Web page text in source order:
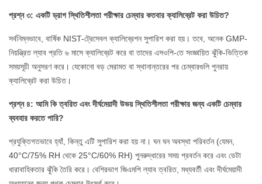
প্রশ্ন ৩: একটি ড্রাগ স্থিতিশীলতা পরীক্ষার চেম্বার কতবার ক্যালিব্রেট করা উচিত?
সর্বনিম্নভাবে, বার্ষিক NIST-ট্রেসেবল ক্যালিব্রেশন সুপারিশ করা হয়। তবে, অনেক GMP-
নিয়ন্ত্রিত ল্যাব প্রতি ৬ মাসে ক্যালিব্রেট করে বা তাদের এসওপি-তে সংজ্ঞায়িত ঝুঁকি-ভিত্তিক
সময়সূচী অনুসরণ করে। যেকোনো বড় মেরামত বা স্থানান্তরের পর চেম্বারগুলি পুনরায়
ক্যালিব্রেট করা উচিত।
প্রশ্ন ৪: আমি কি ত্বরিত এবং দীর্ঘমেয়াদী উভয় স্থিতিশীলতা পরীক্ষার জন্য একটি চেম্বার
ব্যবহার করতে পারি?
প্রযুক্তিগতভাবে হ্যাঁ, কিন্তু এটি সুপারিশ করা হয় না। ঘন ঘন অবস্থা পরিবর্তন (যেমন,
40°C/75% RH থেকে 25°C/60% RH) পুনরুদ্ধারের সময় প্রবর্তন করে এবং ডেটা
ধারাবাহিকতার ঝুঁকি তৈরি করে। বেশিরভাগ জিএমপি ল্যাব ত্বরিত, মধ্যবর্তী এবং দীর্ঘমেয়াদী